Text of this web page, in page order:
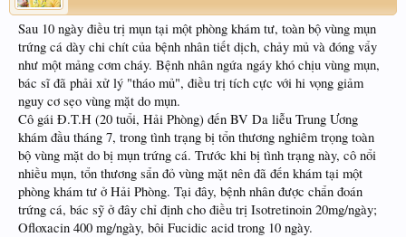
Sau 10 ngày điều trị mụn tại một phòng khám tư, toàn bộ vùng mụn
trứng cá dày chi chít của bệnh nhân tiết dịch, chảy mủ và đóng vẩy
như một mảng cơm cháy. Bệnh nhân ngứa ngáy khó chịu vùng mụn,
bác sĩ đã phải xử lý "tháo mủ", điều trị tích cực với hi vọng giảm
nguy cơ sẹo vùng mặt do mụn.
Cô gái Đ.T.H (20 tuổi, Hải Phòng) đến BV Da liễu Trung Ương
khám đầu tháng 7, trong tình trạng bị tổn thương nghiêm trọng toàn
bộ vùng mặt do bị mụn trứng cá. Trước khi bị tình trạng này, cô nổi
nhiều mụn, tổn thương sẩn đỏ vùng mặt nên đã đến khám tại một
phòng khám tư ở Hải Phòng. Tại đây, bệnh nhân được chẩn đoán
trứng cá, bác sỹ ở đây chỉ định cho điều trị Isotretinoin 20mg/ngày;
Ofloxacin 400 mg/ngày, bôi Fucidic acid trong 10 ngày.